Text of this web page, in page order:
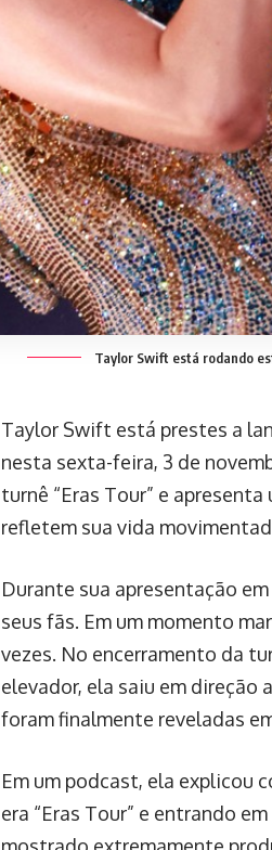
Taylor Swift está rodando
Taylor Swift está prestes a
nesta sexta-feira, 3 de
turnê “Eras Tour” e
refletem sua vida
Durante sua apresentação
seus fãs. Em um momento
vezes. No encerramento da
elevador, ela saiu em direção
foram finalmente reveladas
Em um podcast, ela explicou
era “Eras Tour” e entrando